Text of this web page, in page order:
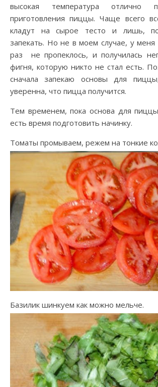
высокая температура отлично
приготовления пиццы. Чаще всего
кладут на сырое тесто и лишь,
запекать. Но не в моем случае, у меня
раз не пропеклось, и получилась
фигня, которую никто не стал есть.
сначала запекаю основы для
уверенна, что пицца получится.
Тем временем, пока основа для
есть время подготовить начинку.
Томаты промываем, режем на тонкие
Базилик шинкуем как можно мельче.